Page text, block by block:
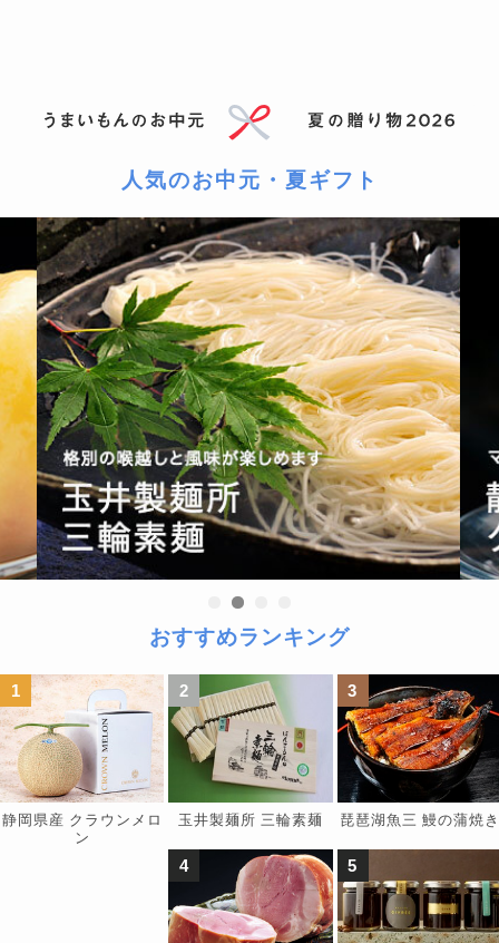
人気のお中元・夏ギフト
おすすめランキング
静岡県産 クラウンメロ
ン
玉井製麺所 三輪素麺 琵琶湖魚三 鰻の蒲焼き